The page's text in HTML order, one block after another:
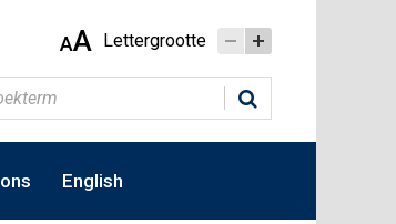
AA Lettergrootte
English